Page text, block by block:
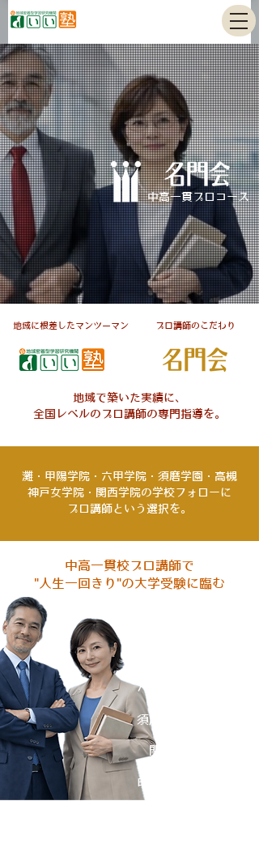
中高一貫プロコース
​地域に根差したマンツーマン ​プロ講師のこだわり
地域で築いた実績に、
全国レベルのプロ講師の専門指導を。
灘・甲陽学院・六甲学院・須磨学園・高槻
神戸女学院・関西学院の学校フォローに
プロ講師という選択を。
中高一貫校プロ講師で
"人生一回きり"の大学受験に臨む
六甲学院・高槻専門
須磨学園・白陵専門
関学・関大専門
甲南・甲南女子専門